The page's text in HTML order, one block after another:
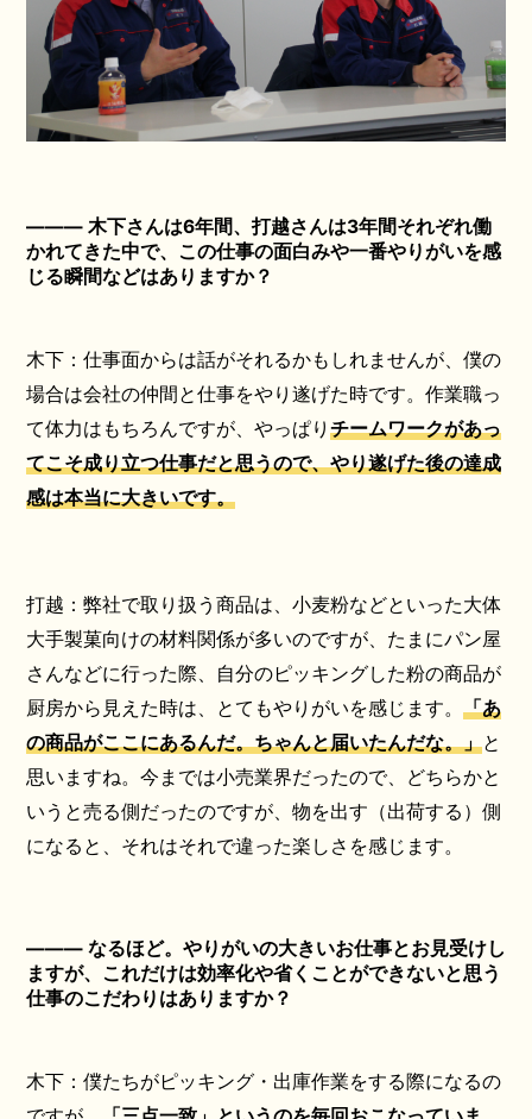
――― 木下さんは6年間、打越さんは3年間それぞれ働
かれてきた中で、この仕事の面白みや一番やりがいを感
じる瞬間などはありますか？
木下：仕事面からは話がそれるかもしれませんが、僕の
場合は会社の仲間と仕事をやり遂げた時です。作業職っ
て体力はもちろんですが、やっぱり チームワークがあっ
てこそ成り立つ仕事だと思うので、やり遂げた後の達成
感は本当に大きいです。
打越：弊社で取り扱う商品は、小麦粉などといった大体
大手製菓向けの材料関係が多いのですが、たまにパン屋
さんなどに行った際、自分のピッキングした粉の商品が
厨房から見えた時は、とてもやりがいを感じます。 「あ
の商品がここにあるんだ。ちゃんと届いたんだな。」と
思いますね。今までは小売業界だったので、どちらかと
いうと売る側だったのですが、物を出す（出荷する）側
になると、それはそれで違った楽しさを感じます。
――― なるほど。やりがいの大きいお仕事とお見受けし
ますが、これだけは効率化や省くことができないと思う
仕事のこだわりはありますか？
木下：僕たちがピッキング・出庫作業をする際になるの